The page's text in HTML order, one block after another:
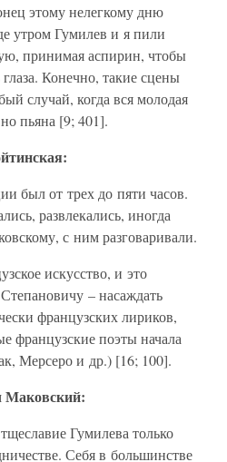
этому нелегкому дню
утром Гумилев и я пили
принимая аспирин, чтобы
Конечно, такие сцены
случай, когда вся молодая
пьяна [9; 401].
был от трех до пяти часов.
развлекались, иногда
с ним разговаривали.
искусство, и это
– насаждать
французских лириков,
французские поэты начала
Мерсеро и др.) [16; 100].
Маковский:
Гумилева только
Себя в большинстве